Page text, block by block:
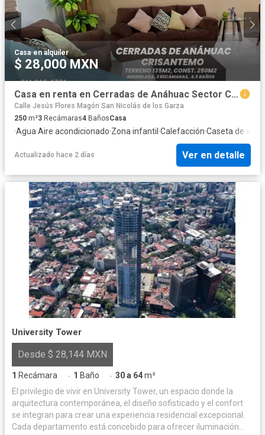
Casa·en alquiler
$ 28,000 MXN
Casa en renta en Cerradas de Anáhuac Sector Crisantemo, de 3 niveles, amueblada.
Calle Jesús Flores Magón San Nicolás de los Garza
250 m²3 Recámaras4 BañosCasa
·Agua·Aire acondicionado·Zona infantil·Calefacción·Caseta de
Actualizado hace 2 días Ver en detalle
University Tower
Desde $ 28,144 MXN
1 Recámara · 1 Baño · 30 a 64m²
El privilegio de vivir en University Tower, un espacio donde la
arquitectura contemporánea, el diseño sofisticado y el confort
se integran para crear una experiencia residencial excepcional.
Cada departamento está concebido para ofrecer iluminación